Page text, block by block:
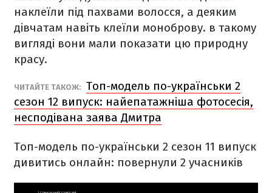
наклеїли під пахвами волосся, а деяким
дівчатам навіть клеїли моноброву. в такому
вигляді вони мали показати цю природну
красу.
ЧИТАЙТЕ ТАКОЖ: Топ-модель по-українськи 2
сезон 12 випуск: найепатажніша фотосесія,
несподівана заява Дмитра
Топ-модель по-українськи 2 сезон 11 випуск
дивитись онлайн: повернули 2 учасників